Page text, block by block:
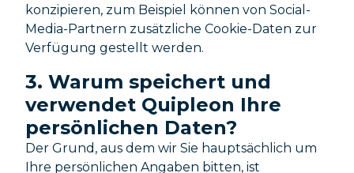
konzipieren, zum Beispiel können von Social-
Media-Partnern zusätzliche Cookie-Daten zur
Verfügung gestellt werden.
3. Warum speichert und
verwendet Quipleon Ihre
persönlichen Daten?
Der Grund, aus dem wir Sie hauptsächlich um
Ihre persönlichen Angaben bitten, ist